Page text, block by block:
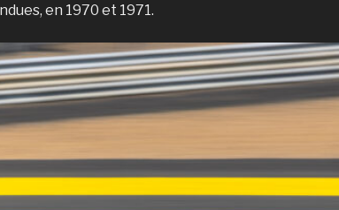
en 1970 et 1971.